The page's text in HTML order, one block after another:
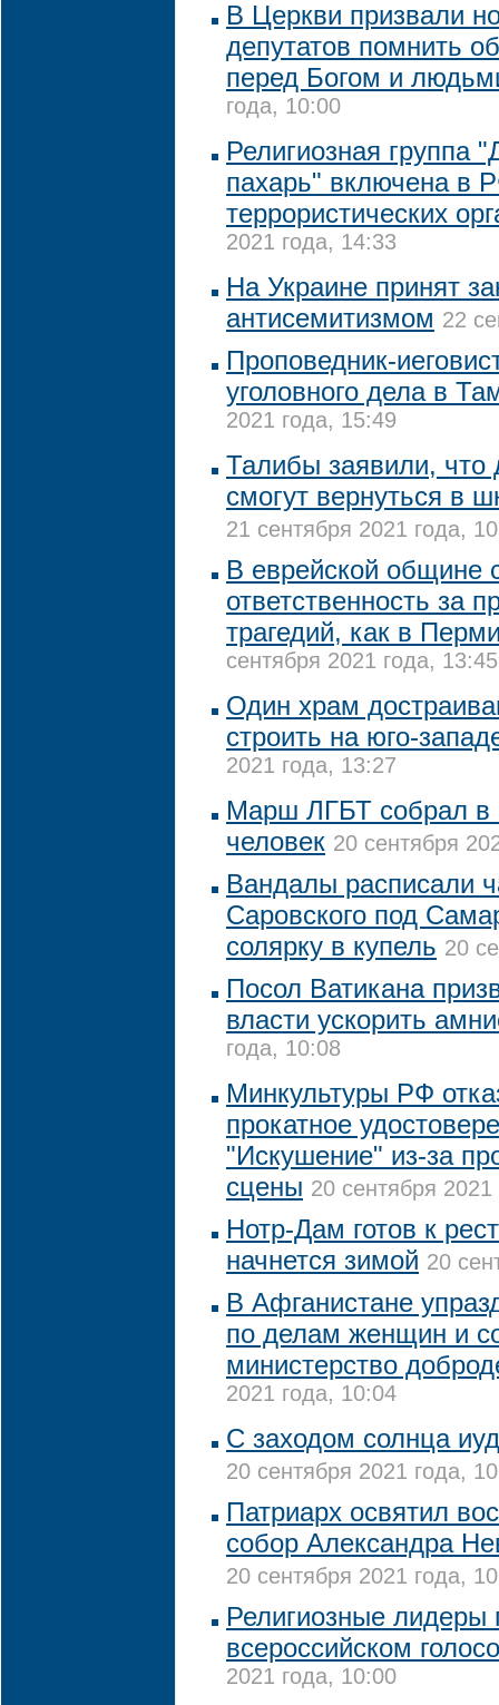
В Церкви призвали
депутатов помнить
перед Богом и
года, 10:00
Религиозная группа
пахарь" включена в
террористических
2021 года, 14:33
На Украине принят
антисемитизмом 22
Проповедник-
уголовного дела в
2021 года, 15:49
Талибы заявили, что
смогут вернуться в
21 сентября 2021 года,
В еврейской общине
ответственность за
трагедий, как в
сентября 2021 года, 13:45
Один храм
строить на юго-
2021 года, 13:27
Марш ЛГБТ собрал в
человек 20 сентября
Вандалы расписали
Саровского под
солярку в купель 20
Посол Ватикана
власти ускорить
года, 10:08
Минкультуры РФ
прокатное
"Искушение" из-за
сцены 20 сентября
Нотр-Дам готов к
начнется зимой 20
В Афганистане
по делам женщин и
министерство
2021 года, 10:04
С заходом солнца
20 сентября 2021 года,
Патриарх освятил
собор Александра
20 сентября 2021 года,
Религиозные лидеры
всероссийском
2021 года, 10:00